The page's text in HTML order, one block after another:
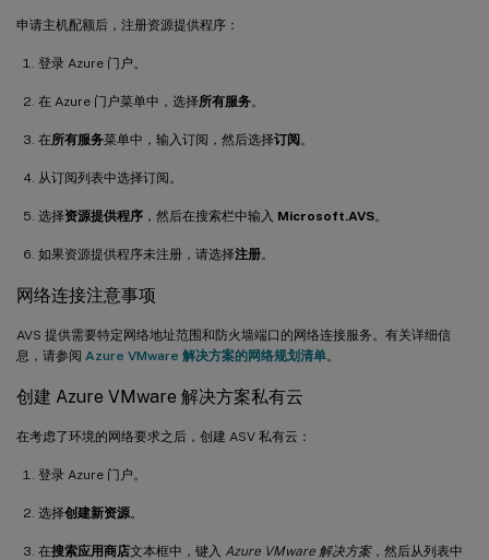
申请主机配额后，注册资源提供程序：
登录 Azure 门户。
在 Azure 门户菜单中，选择所有服务。
在所有服务菜单中，输入订阅，然后选择订阅。
从订阅列表中选择订阅。
选择资源提供程序 ，然后在搜索栏中输入 Microsoft.AVS。
如果资源提供程序未注册，请选择注册。
网络连接注意事项
AVS 提供需要特定网络地址范围和防火墙端口的网络连接服务。有关详细信
息，请参阅 Azure VMware 解决方案的网络规划清单。
创建 Azure VMware 解决方案私有云
在考虑了环境的网络要求之后，创建 ASV 私有云：
登录 Azure 门户。
选择创建新资源。
在搜索应用商店文本框中，键入 Azure VMware 解决方案，然后从列表中